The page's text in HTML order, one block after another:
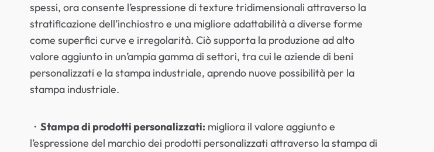
spessi, ora consente l’espressione di texture tridimensionali attraverso la
stratificazione dell’inchiostro e una migliore adattabilità a diverse forme
come superfici curve e irregolarità. Ciò supporta la produzione ad alto
valore aggiunto in un’ampia gamma di settori, tra cui le aziende di beni
personalizzati e la stampa industriale, aprendo nuove possibilità per la
stampa industriale.
・ Stampa di prodotti personalizzati: migliora il valore aggiunto e
l’espressione del marchio dei prodotti personalizzati attraverso la stampa di